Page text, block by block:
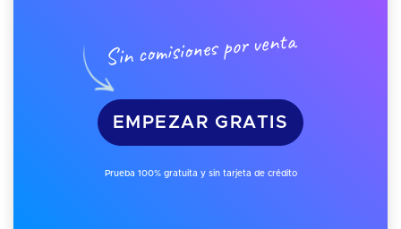
Sin comisiones por venta
EMPEZAR GRATIS
Prueba 100% gratuita y sin tarjeta de crédito